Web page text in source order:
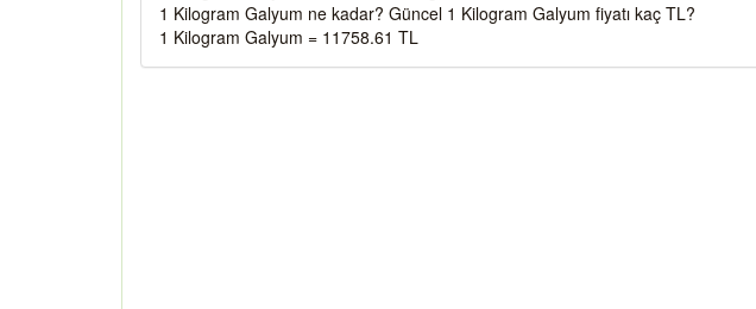
1 Kilogram Galyum ne kadar? Güncel 1 Kilogram Galyum fiyatı kaç TL?
1 Kilogram Galyum = 11758.61 TL